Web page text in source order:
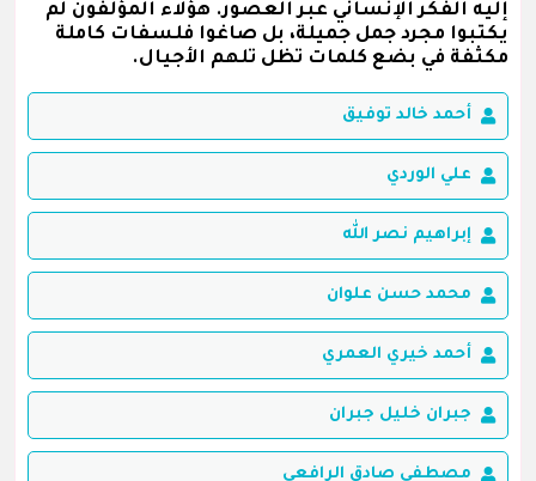
إليه الفكر الإنساني عبر العصور. هؤلاء المؤلفون لم
يكتبوا مجرد جمل جميلة، بل صاغوا فلسفات كاملة
مكثفة في بضع كلمات تظل تلهم الأجيال.
أحمد خالد توفيق
علي الوردي
إبراهيم نصر الله
محمد حسن علوان
أحمد خيري العمري
جبران خليل جبران
مصطفى صادق الرافعي